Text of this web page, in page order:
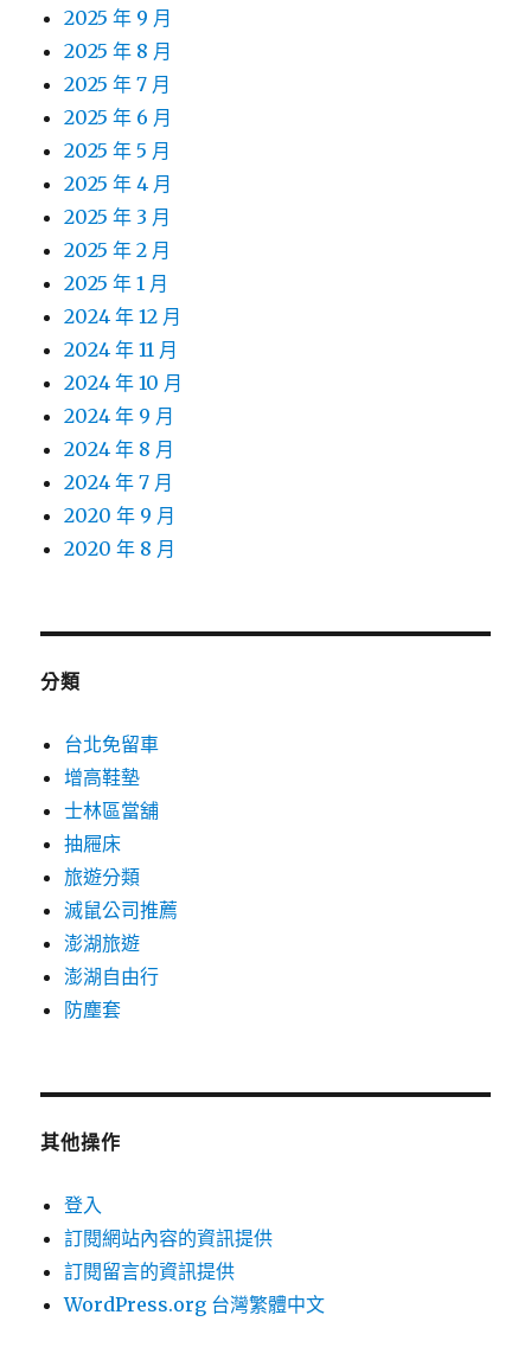
2025 年 9 月
2025 年 8 月
2025 年 7 月
2025 年 6 月
2025 年 5 月
2025 年 4 月
2025 年 3 月
2025 年 2 月
2025 年 1 月
2024 年 12 月
2024 年 11 月
2024 年 10 月
2024 年 9 月
2024 年 8 月
2024 年 7 月
2020 年 9 月
2020 年 8 月
分類
台北免留車
增高鞋墊
士林區當舖
抽屜床
旅遊分類
滅鼠公司推薦
澎湖旅遊
澎湖自由行
防塵套
其他操作
登入
訂閱網站內容的資訊提供
訂閱留言的資訊提供
WordPress.org 台灣繁體中文